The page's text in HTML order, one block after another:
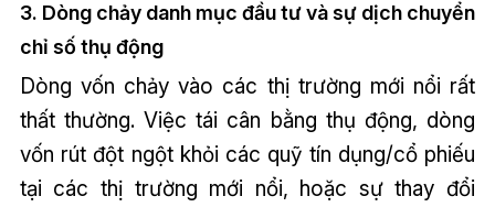
3. Dòng chảy danh mục đầu tư và sự dịch chuyển
chỉ số thụ động
Dòng vốn chảy vào các thị trường mới nổi rất
thất thường. Việc tái cân bằng thụ động, dòng
vốn rút đột ngột khỏi các quỹ tín dụng/cổ phiếu
tại các thị trường mới nổi, hoặc sự thay đổi